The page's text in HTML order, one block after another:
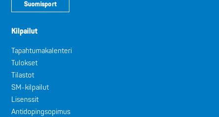
Suomisport
Kilpailut
Tapahtumakalenteri
Tulokset
Tilastot
SM-kilpailut
Lisenssit
Antidopingsopimus